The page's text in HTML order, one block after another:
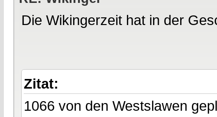
Die Wikingerzeit hat in der
Zitat:
1066 von den Westslawen